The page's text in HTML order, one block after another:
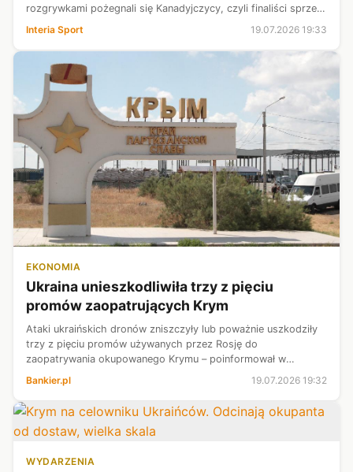
rozgrywkami pożegnali się Kanadyjczycy, czyli finaliści sprzed
Turcy. Ekipa zna...
Interia Sport 19.07.2026 19:33
EKONOMIA
Ukraina unieszkodliwiła trzy z pięciu
promów zaopatrujących Krym
Ataki ukraińskich dronów zniszczyły lub poważnie uszkodziły
trzy z pięciu promów używanych przez Rosję do
zaopatrywania okupowanego Krymu – poinformował w
niedzielę na Facebooku dowódca Sił Systemów
Bezzałogowych (SBS) Ukrainy płk Robert „Madiar” Bro...
Bankier.pl 19.07.2026 19:32
WYDARZENIA